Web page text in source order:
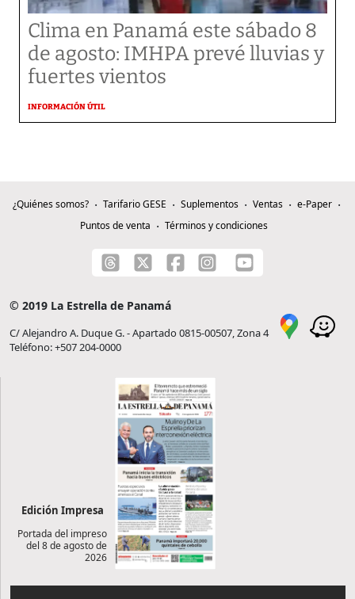
Clima en Panamá este sábado 8
de agosto: IMHPA prevé lluvias y
fuertes vientos
INFORMACIÓN ÚTIL
¿Quiénes somos? Tarifario GESE Suplementos Ventas
e-Paper
Puntos de venta
Términos y condiciones
© 2019 La Estrella de Panamá
C/ Alejandro A. Duque G. - Apartado 0815-00507, Zona 4
Teléfono: +507 204-0000
Edición Impresa
Portada del impreso
del 8 de agosto de
2026